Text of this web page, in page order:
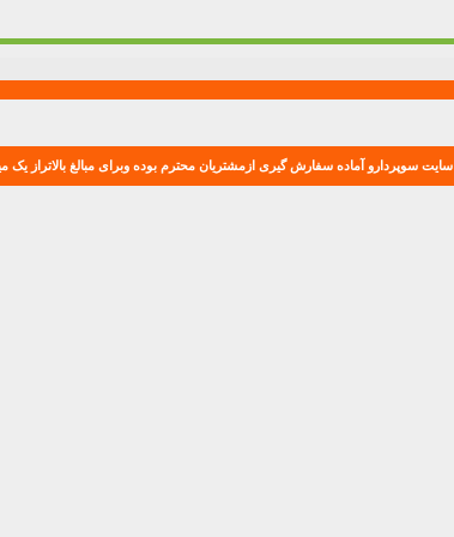
سایت سوپردارو آماده سفارش گیری ازمشتریان محترم بوده وبرای مبالغ بالاتراز